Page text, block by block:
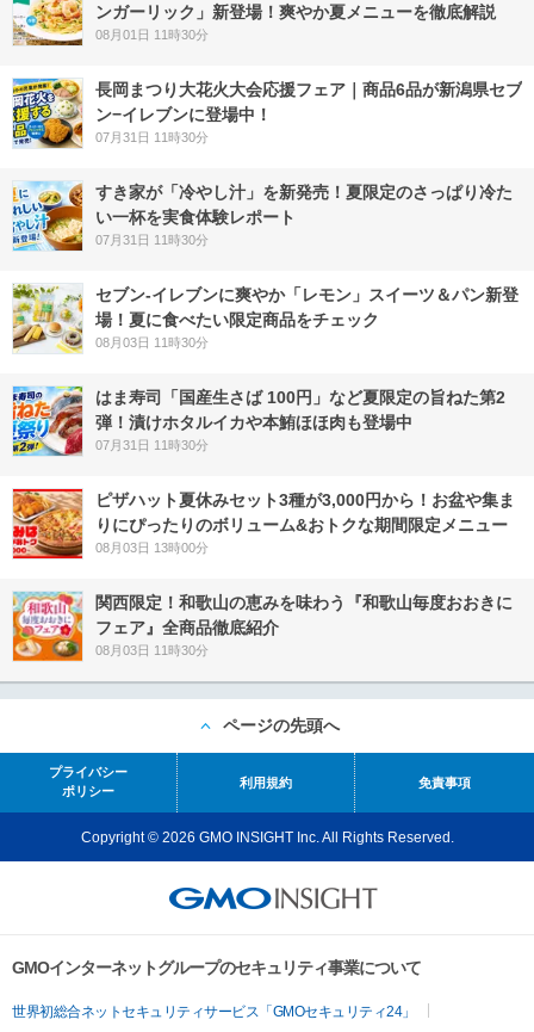
ンガーリック」新登場！爽やか夏メニューを徹底解説
08月01日 11時30分
長岡まつり大花火大会応援フェア｜商品6品が新潟県セブ
ン−イレブンに登場中！
07月31日 11時30分
すき家が「冷やし汁」を新発売！夏限定のさっぱり冷た
い一杯を実食体験レポート
07月31日 11時30分
セブン‐イレブンに爽やか「レモン」スイーツ＆パン新登
場！夏に食べたい限定商品をチェック
08月03日 11時30分
はま寿司「国産生さば 100円」など夏限定の旨ねた第2
弾！漬けホタルイカや本鮪ほほ肉も登場中
07月31日 11時30分
ピザハット夏休みセット3種が3,000円から！お盆や集ま
りにぴったりのボリューム&おトクな期間限定メニュー
08月03日 13時00分
関西限定！和歌山の恵みを味わう『和歌山毎度おおきに
フェア』全商品徹底紹介
08月03日 11時30分
ページの先頭へ
プライバシー
ポリシー
利用規約 免責事項
Copyright © 2026 GMO INSIGHT Inc. All Rights Reserved.
GMOインターネットグループのセキュリティ事業について
世界初総合ネットセキュリティサービス「GMOセキュリティ24」